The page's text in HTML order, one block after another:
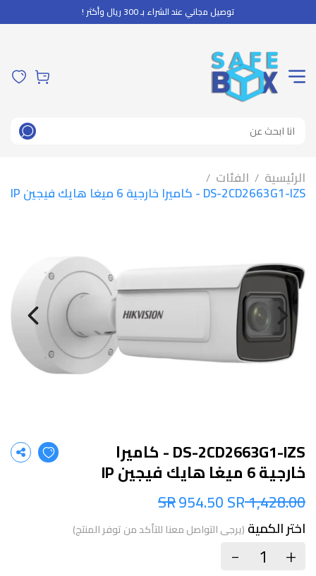
توصيل مجاني عند الشراء بـ 300 ريال وأكثر !
الرئيسية / الفئات /
DS-2CD2663G1-IZS - كاميرا خارجية 6 ميغا هايك فيجين IP
DS-2CD2663G1-IZS - كاميرا
خارجية 6 ميغا هايك فيجين IP
1,428.00 SR
954.50 SR
اختر الكمية (يرجى التواصل معنا للتأكد من توفر المنتج)
+
-